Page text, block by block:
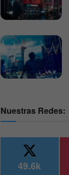
Nuestras Redes:
49.6k